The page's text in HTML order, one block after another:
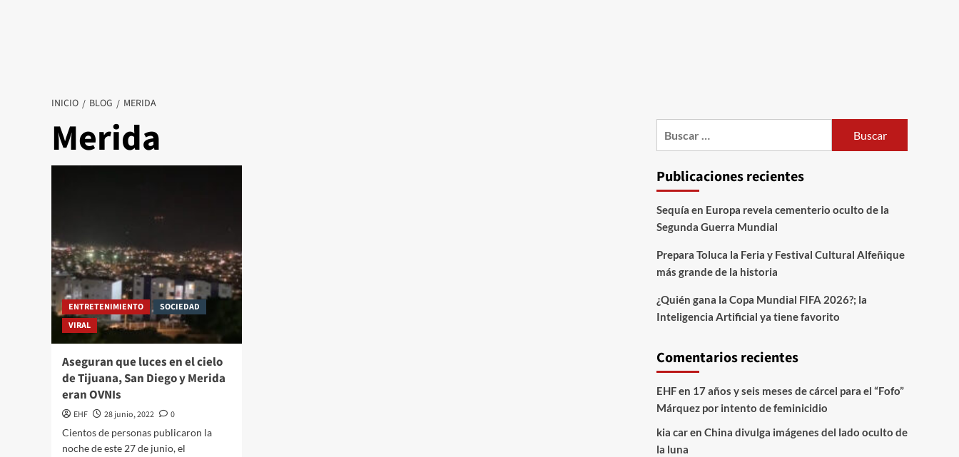
INICIO BLOG MERIDA
Merida
ENTRETENIMIENTO
SOCIEDAD
VIRAL
Aseguran que luces en el cielo
de Tijuana, San Diego y Merida
eran OVNIs
EHF 28 junio, 2022
0
Cientos de personas publicaron la
noche de este 27 de junio, el
Publicaciones recientes
Sequía en Europa revela cementerio oculto de la
Segunda Guerra Mundial
Prepara Toluca la Feria y Festival Cultural Alfeñique
más grande de la historia
¿Quién gana la Copa Mundial FIFA 2026?; la
Inteligencia Artificial ya tiene favorito
Comentarios recientes
EHFen 17 años y seis meses de cárcel para el “Fofo”
Márquez por intento de feminicidio
kia caren China divulga imágenes del lado oculto de
la luna